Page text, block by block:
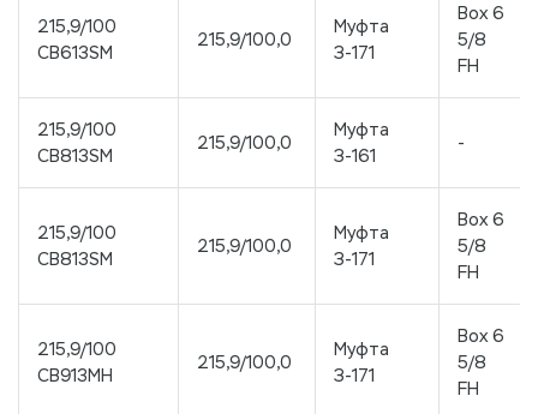
215,9/100
CB613SM
215,9/100,0
Муфта
З-171
Box 6
5/8
FH
215,9/100
CB813SM
215,9/100,0
Муфта
З-161
-
215,9/100
CB813SM
215,9/100,0
Муфта
З-171
Box 6
5/8
FH
215,9/100
CB913MH
215,9/100,0
Муфта
З-171
Box 6
5/8
FH